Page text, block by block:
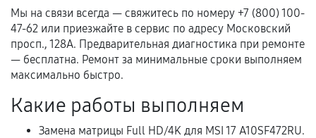
Акт выполненных работ с датой, перечнем
услуг и сроком гарантии.
Документы на установленные комплектующие
и кассовый чек.
Расширенная гарантия
Мы на связи всегда — свяжитесь по номеру +7 (800) 100-
47-62 или приезжайте в сервис по адресу Московский
просп., 128А. Предварительная диагностика при ремонте
— бесплатна. Ремонт за минимальные сроки выполняем
максимально быстро.
Какие работы выполняем
Замена матрицы Full HD/4K для MSI 17 A10SF472RU.